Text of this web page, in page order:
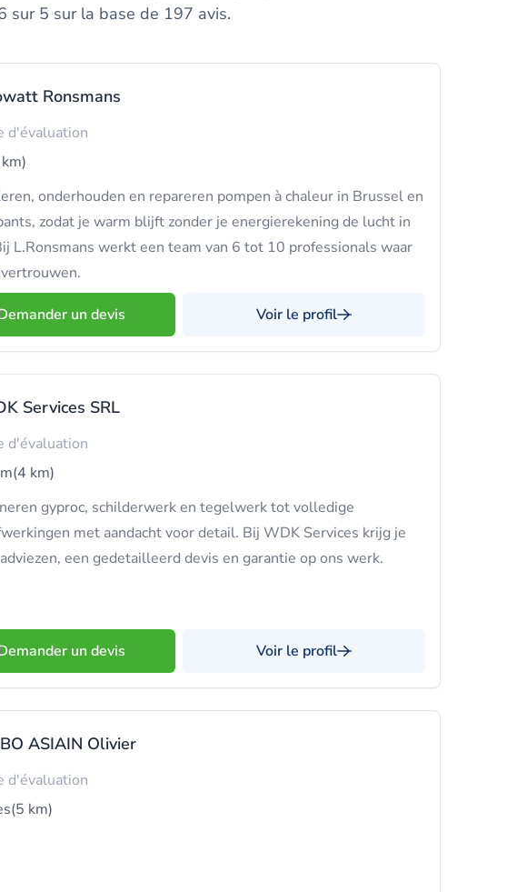
sur 5 sur la base de 197 avis.
Ronsmans
d'évaluation
onderhouden en repareren pompen à chaleur in Brussel en
zodat je warm blijft zonder je energierekening de lucht in
L.Ronsmans werkt een team van 6 tot 10 professionals waar
un devis Voir le profil
Services SRL
d'évaluation
(4 km)
gyproc, schilderwerk en tegelwerk tot volledige
met aandacht voor detail. Bij WDK Services krijg je
een gedetailleerd devis en garantie op ons werk.
un devis Voir le profil
ASIAIN Olivier
d'évaluation
(5 km)